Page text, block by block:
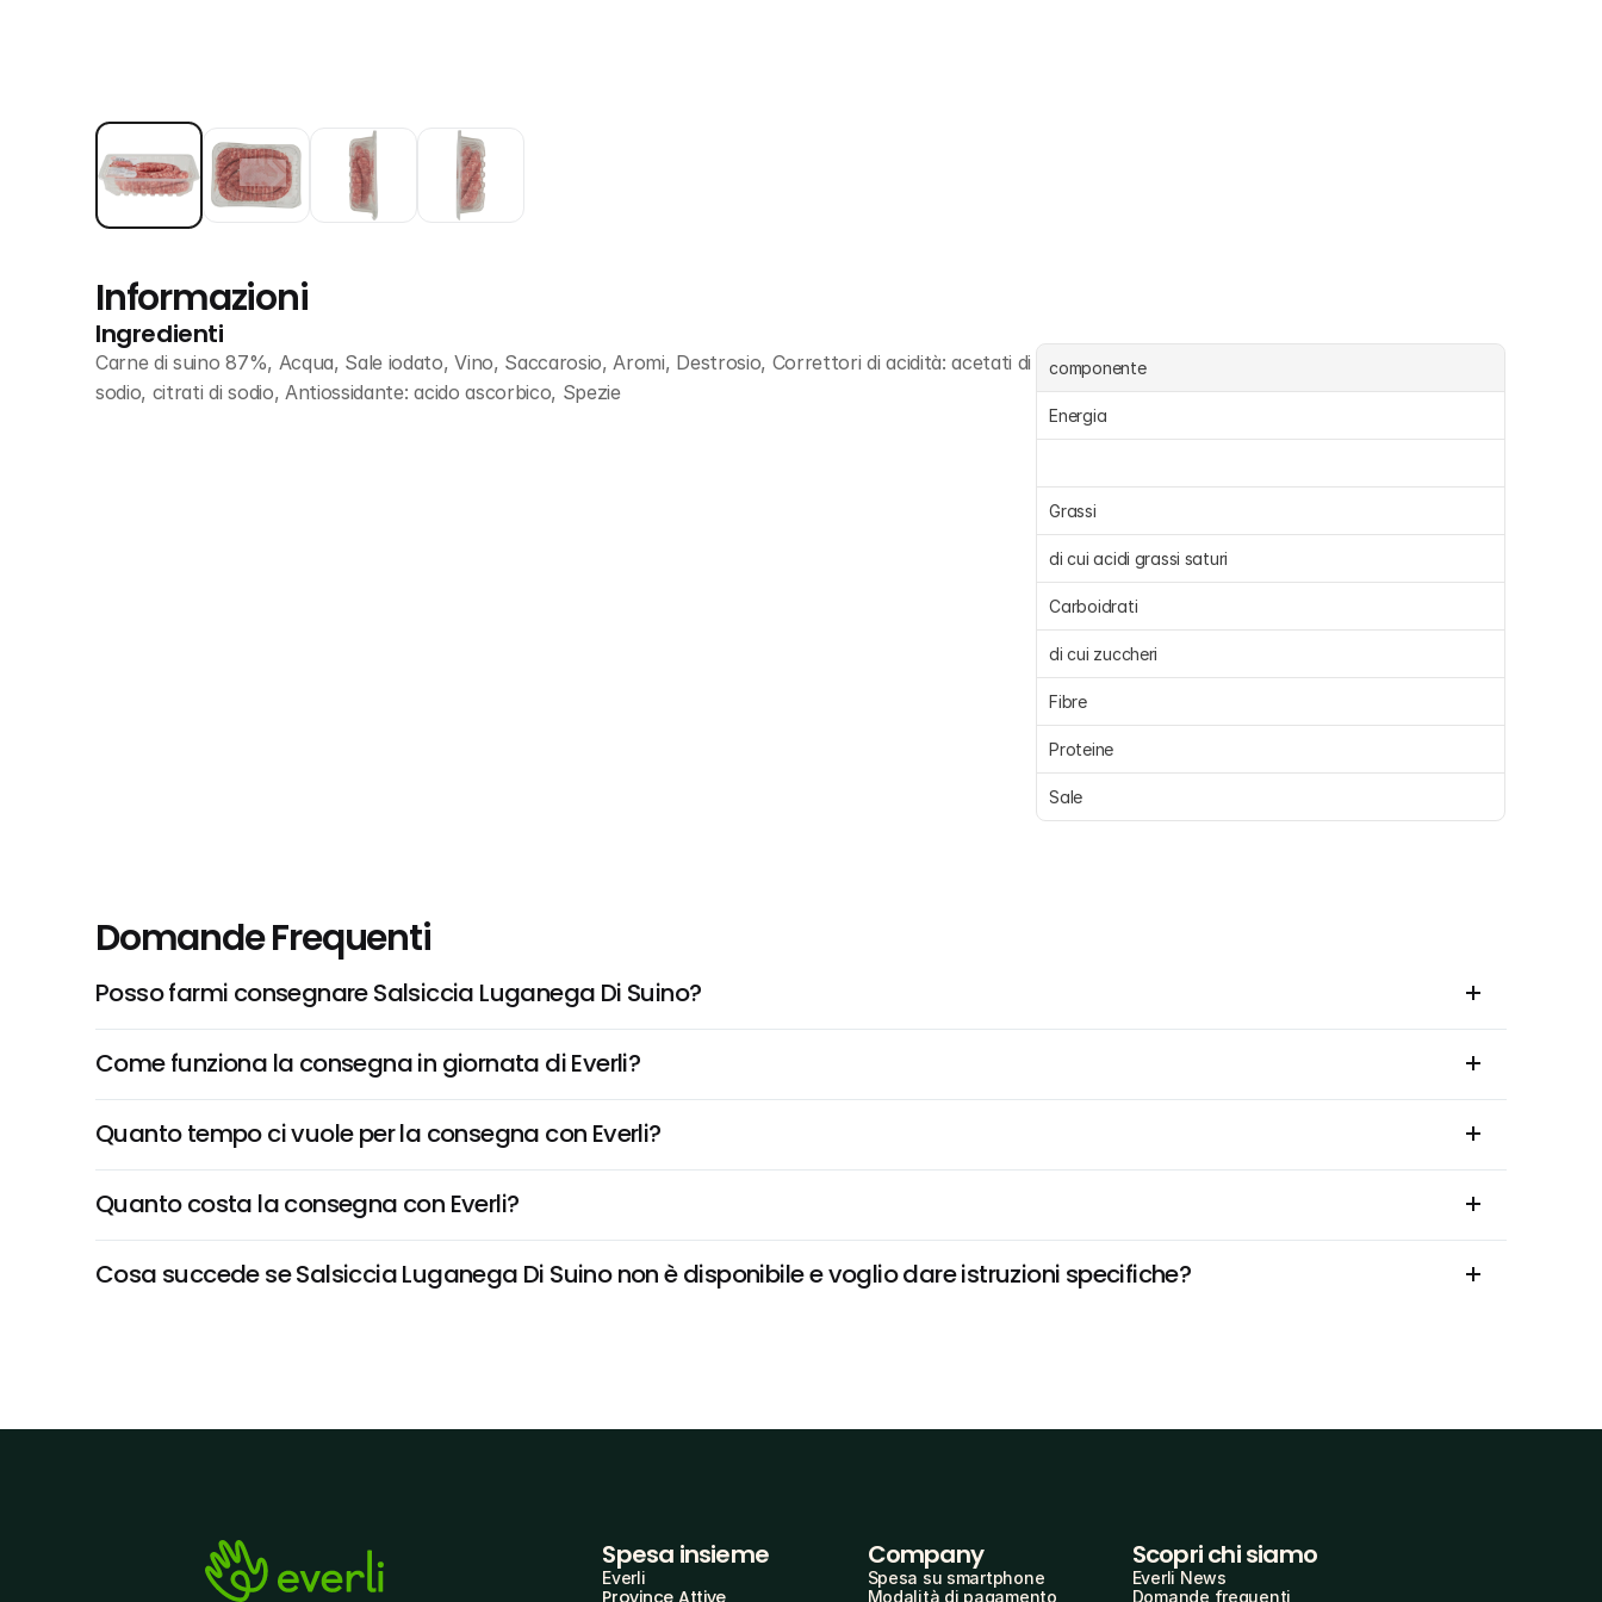
Informazioni
Ingredienti
Carne di suino 87%, Acqua, Sale iodato, Vino, Saccarosio, Aromi, Destrosio, Correttori di acidità: acetati di
sodio, citrati di sodio, Antiossidante: acido ascorbico, Spezie
componente
Energia
Grassi
di cui acidi grassi saturi
Carboidrati
di cui zuccheri
Fibre
Proteine
Sale
Domande Frequenti
Posso farmi consegnare Salsiccia Luganega Di Suino?
Come funziona la consegna in giornata di Everli?
Quanto tempo ci vuole per la consegna con Everli?
Quanto costa la consegna con Everli?
Cosa succede se Salsiccia Luganega Di Suino non è disponibile e voglio dare istruzioni specifiche?
Spesa insieme
Everli
Province Attive
Company
Spesa su smartphone
Modalità di pagamento
Scopri chi siamo
Everli News
Domande frequenti